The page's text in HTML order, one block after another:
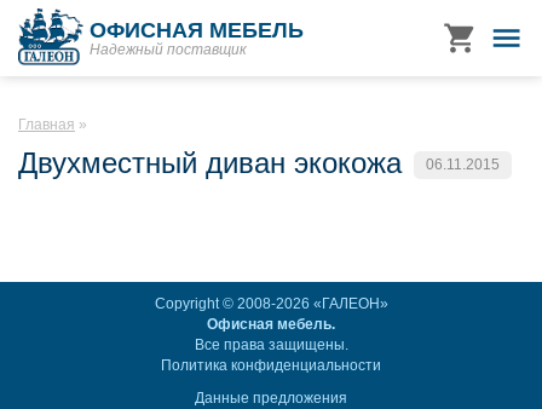
ОФИСНАЯ МЕБЕЛЬ
Надежный поставщик
Главная
Двухместный диван экокожа 06.11.2015
Copyright © 2008-2026 «ГАЛЕОН»
Офисная мебель.
Все права защищены.
Политика конфиденциальности
Данные предложения